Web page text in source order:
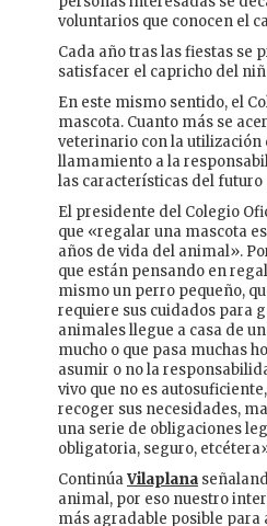
voluntarios que conocen el
Cada año tras las fiestas se
satisfacer el capricho del
En este mismo sentido, el
mascota. Cuanto más se
veterinario con la utilización
llamamiento a la
las características del
El presidente del Colegio
que «regalar una mascota
años de vida del animal».
que están pensando en
mismo un perro pequeño,
requiere sus cuidados para
animales llegue a casa de
mucho o que pasa muchas
asumir o no la
vivo que no es
recoger sus necesidades,
una serie de obligaciones
obligatoria, seguro,
ContinúaVilaplana
animal, por eso nuestro
más agradable posible para